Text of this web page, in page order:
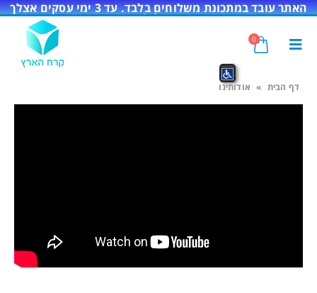
האתר עובד במתכונת משלוחים בלבד. עד 3 ימי עסקים אצלך
בדלת!
0
דף הבית » אודותינו